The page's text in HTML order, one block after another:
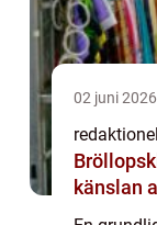
02 juni 2026
redaktionel
känslan